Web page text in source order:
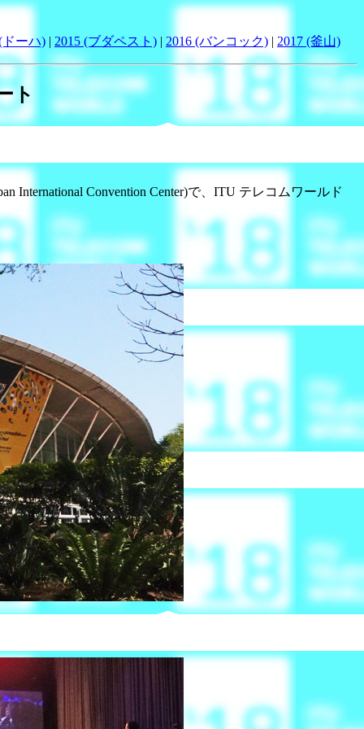
ドーハ) | 2015 (ブダペスト) | 2016 (バンコック) | 2017 (釜山)
ト
Convention Center)で、ITU テレコムワールド